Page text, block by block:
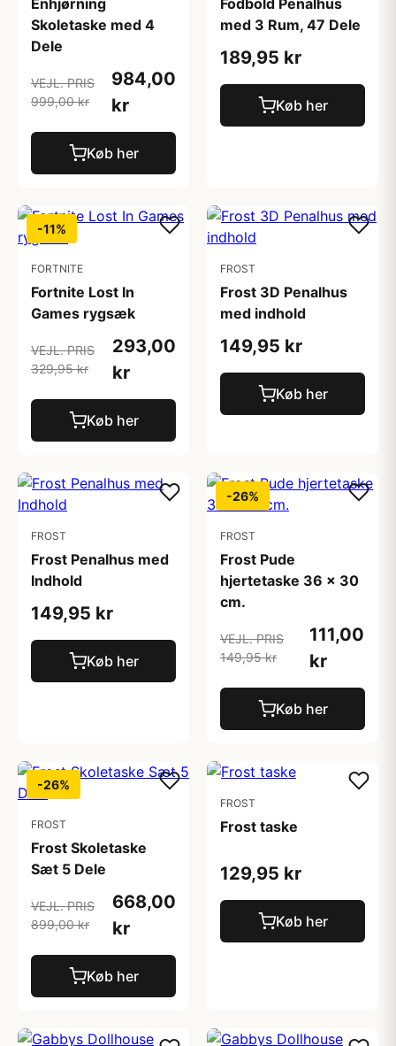
Enhjørning
Skoletaske med 4
Dele
VEJL. PRIS
999,00 kr
984,00
kr
Køb her
Fodbold Penalhus
med 3 Rum, 47 Dele
189,95 kr
Køb her
-11%
FORTNITE
Fortnite Lost In
Games rygsæk
VEJL. PRIS
329,95 kr
293,00
kr
Køb her
FROST
Frost 3D Penalhus
med indhold
149,95 kr
Køb her
FROST
Frost Penalhus med
Indhold
149,95 kr
Køb her
-26%
FROST
Frost Pude
hjertetaske 36 x 30
cm.
VEJL. PRIS
149,95 kr
111,00
kr
Køb her
-26%
FROST
Frost Skoletaske
Sæt 5 Dele
VEJL. PRIS
899,00 kr
668,00
kr
Køb her
FROST
Frost taske
129,95 kr
Køb her